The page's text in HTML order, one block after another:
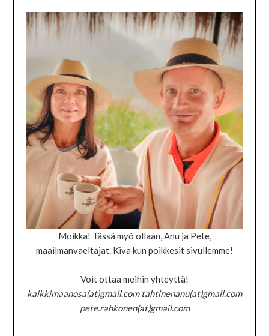
Moikka! Tässä myö ollaan, Anu ja Pete,
maailmanvaeltajat. Kiva kun poikkesit sivullemme!
Voit ottaa meihin yhteyttä!
kaikkimaanosa(at)gmail.com tahtinenanu(at)gmail.com
pete.rahkonen(at)gmail.com